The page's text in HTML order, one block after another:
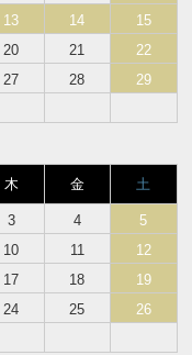
13 14
15
20 21
22
27 28
29
木 金 土
3 4
5
10 11
12
17 18
19
24 25
26